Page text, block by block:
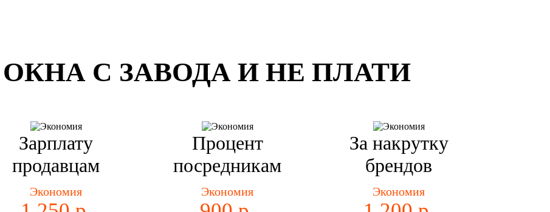
С ЗАВОДА И НЕ ПЛАТИ
Зарплату
продавцам
Экономия
Процент
посредникам
Экономия
За накрутку
брендов
Экономия